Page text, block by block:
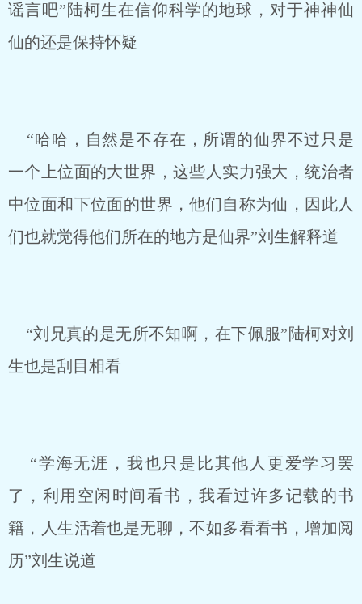
谣言吧”陆柯生在信仰科学的地球，对于神神仙
仙的还是保持怀疑
“哈哈，自然是不存在，所谓的仙界不过只是
一个上位面的大世界，这些人实力强大，统治者
中位面和下位面的世界，他们自称为仙，因此人
们也就觉得他们所在的地方是仙界”刘生解释道
“刘兄真的是无所不知啊，在下佩服”陆柯对刘
生也是刮目相看
“学海无涯，我也只是比其他人更爱学习罢
了，利用空闲时间看书，我看过许多记载的书
籍，人生活着也是无聊，不如多看看书，增加阅
历”刘生说道